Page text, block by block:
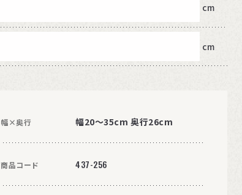
cm
cm
幅×奥行 幅20～35cm 奥行26cm
商品コード 437-256